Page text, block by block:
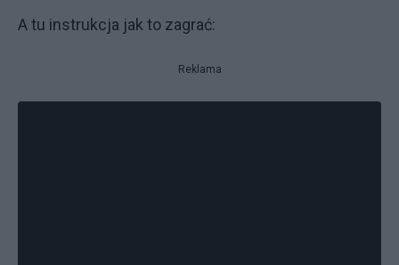
A tu instrukcja jak to zagrać:
Reklama